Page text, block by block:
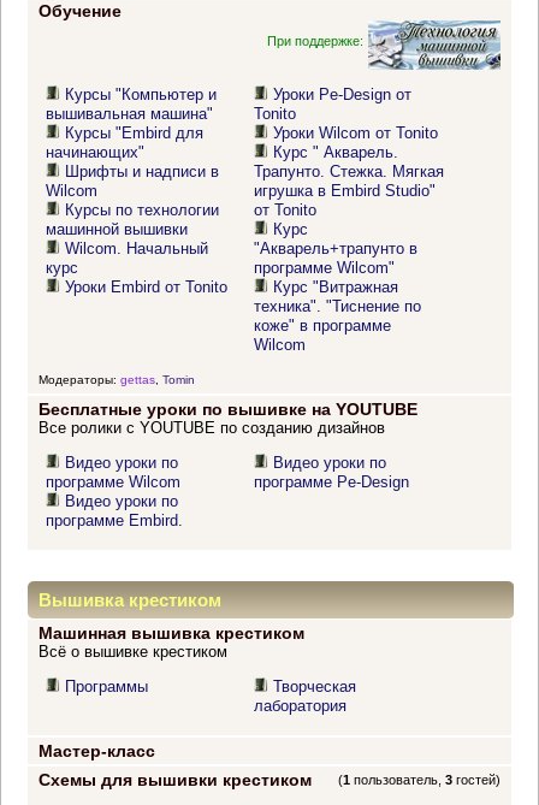
Обучение
При поддержке:
Курсы "Компьютер и
вышивальная машина"
Курсы "Embird для
начинающих"
Шрифты и надписи в
Wilcom
Курсы по технологии
машинной вышивки
Wilcom. Начальный
курс
Уроки Embird от Tonito
Уроки Pe-Design от
Tonito
Уроки Wilcom от Tonito
Курс " Акварель.
Трапунто. Стежка. Мягкая
игрушка в Embird Studio"
от Tonito
Курс
"Акварель+трапунто в
программе Wilcom"
Курс "Витражная
техника". "Тиснение по
коже" в программе
Wilcom
Модераторы: gettas, Tomin
Бесплатные уроки по вышивке на YOUTUBE
Все ролики с YOUTUBE по созданию дизайнов
Видео уроки по
программе Wilcom
Видео уроки по
программе Embird.
Видео уроки по
программе Pe-Design
Вышивка крестиком
Машинная вышивка крестиком
Всё о вышивке крестиком
Программы
Творческая
лаборатория
Мастер-класс
Схемы для вышивки крестиком
(1 пользователь,3 гостей)